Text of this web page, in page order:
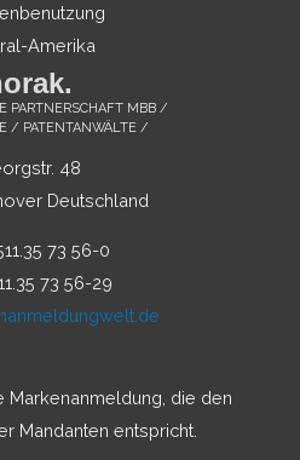
Amerika
PARTNERSCHAFT MBB /
/ PATENTANWÄLTE /
48
Deutschland
73 56-0
73 56-29
Markenanmeldung, die den
Mandanten entspricht.